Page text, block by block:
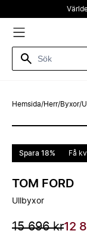
Hemsida/Herr/Byxor/
Spara 18% Få
TOM FORD
Ullbyxor
15 696 kr12